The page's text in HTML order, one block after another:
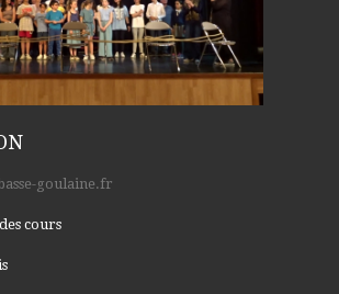
goulaine.fr
cours